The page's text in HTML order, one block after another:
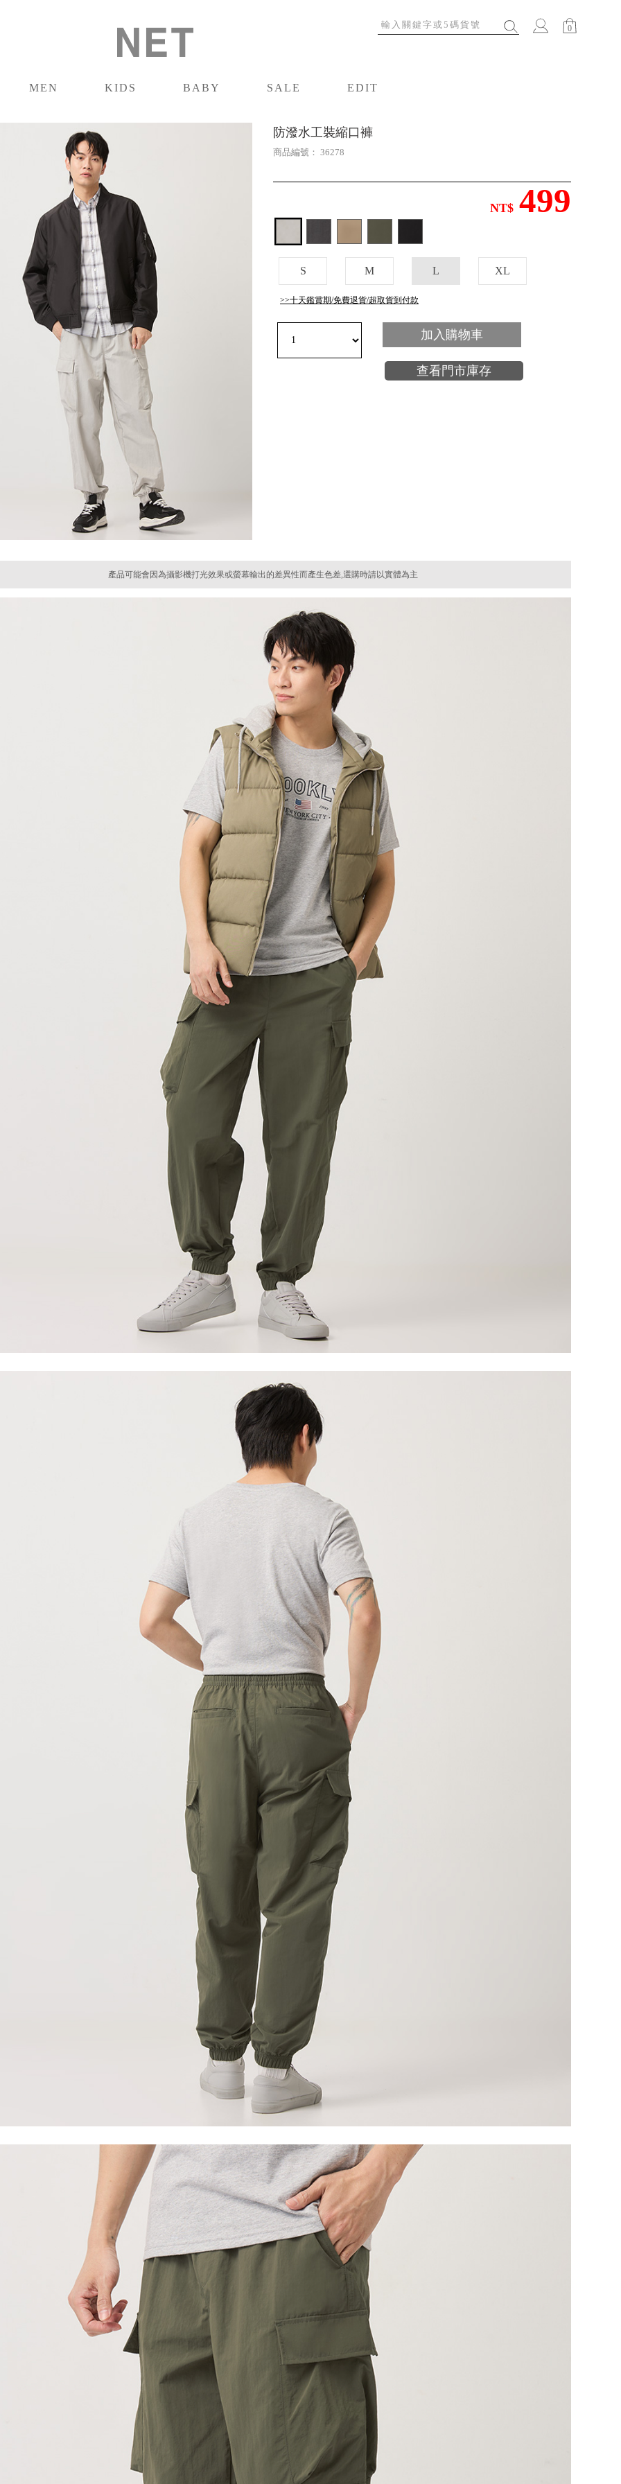
0
MEN
KIDS
BABY
SALE
EDIT
防潑水工裝縮口褲
商品編號： 36278
NT$ 499
S M L XL
>>十天鑑賞期/免費退貨/超取貨到付款
加入購物車
查看門市庫存
產品可能會因為攝影機打光效果或螢幕輸出的差異性而產生色差,選購時請以實體為主